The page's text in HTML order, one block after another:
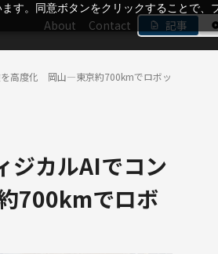
す。同意ボタンをクリックすることで、
About Contact 記事
を高度化 岡山―東京約700kmでロボッ
ジカルAIでコン
700kmでロボ